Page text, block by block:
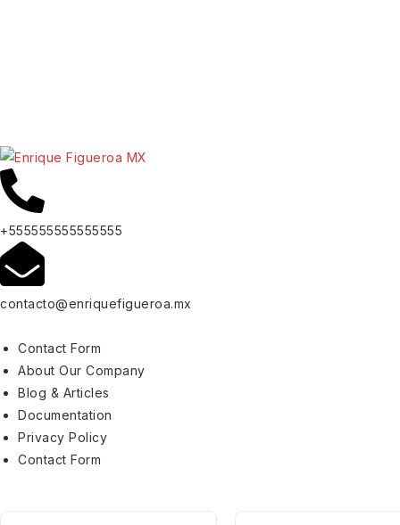
+555555555555555
contacto@enriquefigueroa.mx
Contact Form
About Our Company
Blog & Articles
Documentation
Privacy Policy
Contact Form